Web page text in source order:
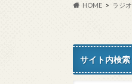
HOME ラジオ
サイト内検索